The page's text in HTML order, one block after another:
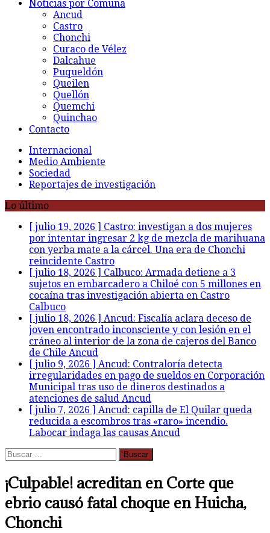
Noticias por Comuna
Ancud
Castro
Chonchi
Curaco de Vélez
Dalcahue
Puqueldón
Queilen
Quellón
Quemchi
Quinchao
Contacto
Internacional
Medio Ambiente
Sociedad
Reportajes de investigación
Lo último
[ julio 19, 2026 ] Castro: investigan a dos mujeres
por intentar ingresar 2 kg de mezcla de marihuana
con yerba mate a la cárcel. Una era de Chonchi
reincidente Castro
[ julio 18, 2026 ] Calbuco: Armada detiene a 3
sujetos en embarcadero a Chiloé con 5 millones en
cocaína tras investigación abierta en Castro
Calbuco
[ julio 18, 2026 ] Ancud: Fiscalía aclara deceso de
joven encontrado inconsciente y con lesión en el
cráneo al interior de la zona de cajeros del Banco
de Chile Ancud
[ julio 9, 2026 ] Ancud: Contraloría detecta
irregularidades en pago de sueldos en Corporación
Municipal tras uso de dineros destinados a
atenciones de salud Ancud
[ julio 7, 2026 ] Ancud: capilla de El Quilar queda
reducida a escombros tras «raro» incendio.
Labocar indaga las causas Ancud
Buscar:
¡Culpable! acreditan en Corte que
ebrio causó fatal choque en Huicha,
Chonchi